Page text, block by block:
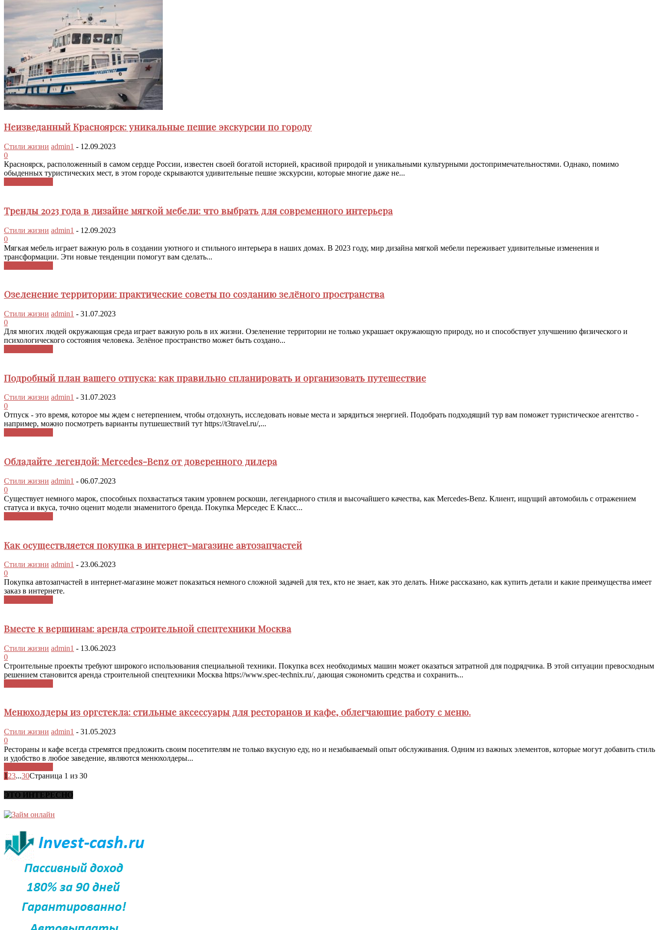
Неизведанный Красноярск: уникальные пешие экскурсии по городу
Стили жизни admin1 - 12.09.2023
0
Красноярск, расположенный в самом сердце России, известен своей богатой историей, красивой природой и уникальными культурными достопримечательностями. Однако, помимо
обыденных туристических мест, в этом городе скрываются удивительные пешие экскурсии, которые многие даже не...
Тренды 2023 года в дизайне мягкой мебели: что выбрать для современного интерьера
Стили жизни admin1 - 12.09.2023
0
Мягкая мебель играет важную роль в создании уютного и стильного интерьера в наших домах. В 2023 году, мир дизайна мягкой мебели переживает удивительные изменения и
трансформации. Эти новые тенденции помогут вам сделать...
Озеленение территории: практические советы по созданию зелёного пространства
Стили жизни admin1 - 31.07.2023
0
Для многих людей окружающая среда играет важную роль в их жизни. Озеленение территории не только украшает окружающую природу, но и способствует улучшению физического и
психологического состояния человека. Зелёное пространство может быть создано...
Подробный план вашего отпуска: как правильно спланировать и организовать путешествие
Стили жизни admin1 - 31.07.2023
0
Отпуск - это время, которое мы ждем с нетерпением, чтобы отдохнуть, исследовать новые места и зарядиться энергией. Подобрать подходящий тур вам поможет туристическое агентство -
например, можно посмотреть варианты путшешествий тут https://t3travel.ru/,...
Обладайте легендой: Mercedes-Benz от доверенного дилера
Стили жизни admin1 - 06.07.2023
0
Существует немного марок, способных похвастаться таким уровнем роскоши, легендарного стиля и высочайшего качества, как Mercedes-Benz. Клиент, ищущий автомобиль с отражением
статуса и вкуса, точно оценит модели знаменитого бренда. Покупка Мерседес Е Класс...
Как осуществляется покупка в интернет-магазине автозапчастей
Стили жизни admin1 - 23.06.2023
0
Покупка автозапчастей в интернет-магазине может показаться немного сложной задачей для тех, кто не знает, как это делать. Ниже рассказано, как купить детали и какие преимущества имеет
заказ в интернете.
Вместе к вершинам: аренда строительной спецтехники Москва
Стили жизни admin1 - 13.06.2023
0
Строительные проекты требуют широкого использования специальной техники. Покупка всех необходимых машин может оказаться затратной для подрядчика. В этой ситуации превосходным
решением становится аренда строительной спецтехники Москва https://www.spec-technix.ru/, дающая сэкономить средства и сохранить...
Менюхолдеры из оргстекла: стильные аксессуары для ресторанов и кафе, облегчающие работу с меню.
Стили жизни admin1 - 31.05.2023
0
Рестораны и кафе всегда стремятся предложить своим посетителям не только вкусную еду, но и незабываемый опыт обслуживания. Одним из важных элементов, которые могут добавить стиль
и удобство в любое заведение, являются менюхолдеры...
1 23...30Страница 1 из 30
ЭТО ИНТЕРЕСНО